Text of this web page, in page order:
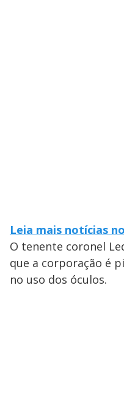
Leia mais notícias
O tenente coronel
que a corporação é
no uso dos óculos.